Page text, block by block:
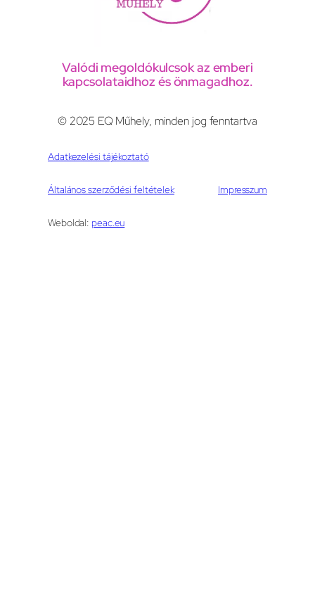
Valódi megoldókulcsok az emberi
kapcsolataidhoz és önmagadhoz.
© 2025 EQ Műhely, minden jog fenntartva
Adatkezelési tájékoztató
Általános szerződési feltételek Impresszum
Weboldal: peac.eu